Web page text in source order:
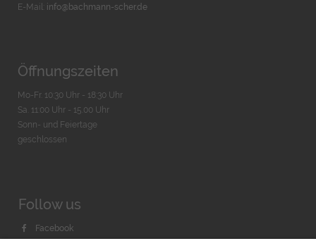
E-Mail: info@bachmann-scher.de
Öffnungszeiten
Mo-Fr. 10:30 Uhr - 18:30 Uhr
Sa. 11:00 Uhr - 15.00 Uhr
Sonn- und Feiertage
geschlossen
Follow us
Facebook